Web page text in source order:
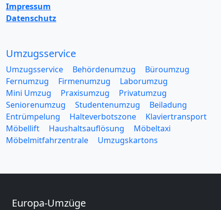
Impressum
Datenschutz
Umzugsservice
Umzugsservice Behördenumzug
Büroumzug
Fernumzug
Firmenumzug
Laborumzug
Mini Umzug
Praxisumzug
Privatumzug
Seniorenumzug
Studentenumzug
Beiladung
Entrümpelung
Halteverbotszone
Klaviertransport
Möbellift
Haushaltsauflösung
Möbeltaxi
Möbelmitfahrzentrale
Umzugskartons
Europa-Umzüge